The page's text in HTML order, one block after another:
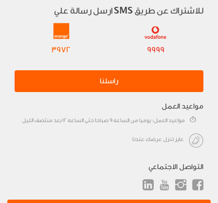
للاشتراك عن طريق SMS ارسل رسالة علي
9999
3972
راسلنا
مواعيد العمل
مواعيد العمل: يوميا من الساعه 9 صباحا حتى الساعه 12 بعد منتصف الليل
عايز تنزل عرضك عندنا
التواصل الاجتماعي